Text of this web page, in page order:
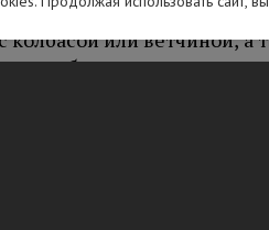
колбасой или ветчиной, а
большое